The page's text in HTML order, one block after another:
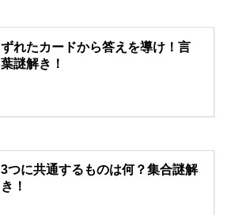
ずれたカードから答えを導け！言
葉謎解き！
3つに共通するものは何？集合謎解
き！